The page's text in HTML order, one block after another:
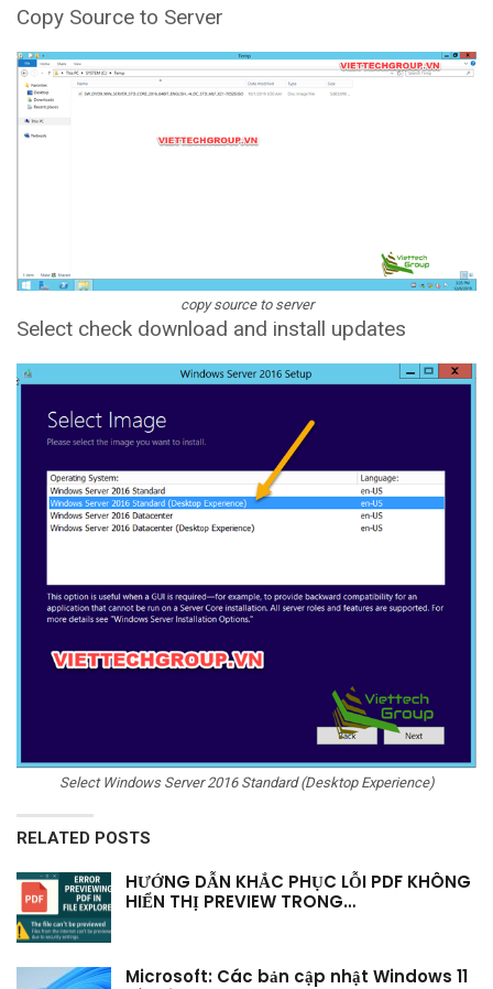
Copy Source to Server
copy source to server
Select check download and install updates
Select Windows Server 2016 Standard (Desktop Experience)
RELATED POSTS
HƯỚNG DẪN KHẮC PHỤC LỖI PDF KHÔNG
HIỂN THỊ PREVIEW TRONG…
Microsoft: Các bản cập nhật Windows 11